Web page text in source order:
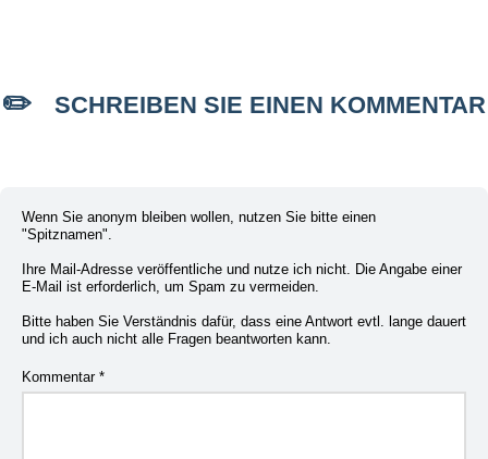
SCHREIBEN SIE EINEN KOMMENTAR
Wenn Sie anonym bleiben wollen, nutzen Sie bitte einen
"Spitznamen".
Ihre Mail-Adresse veröffentliche und nutze ich nicht. Die Angabe einer
E-Mail ist erforderlich, um Spam zu vermeiden.
Bitte haben Sie Verständnis dafür, dass eine Antwort evtl. lange dauert
und ich auch nicht alle Fragen beantworten kann.
Kommentar *